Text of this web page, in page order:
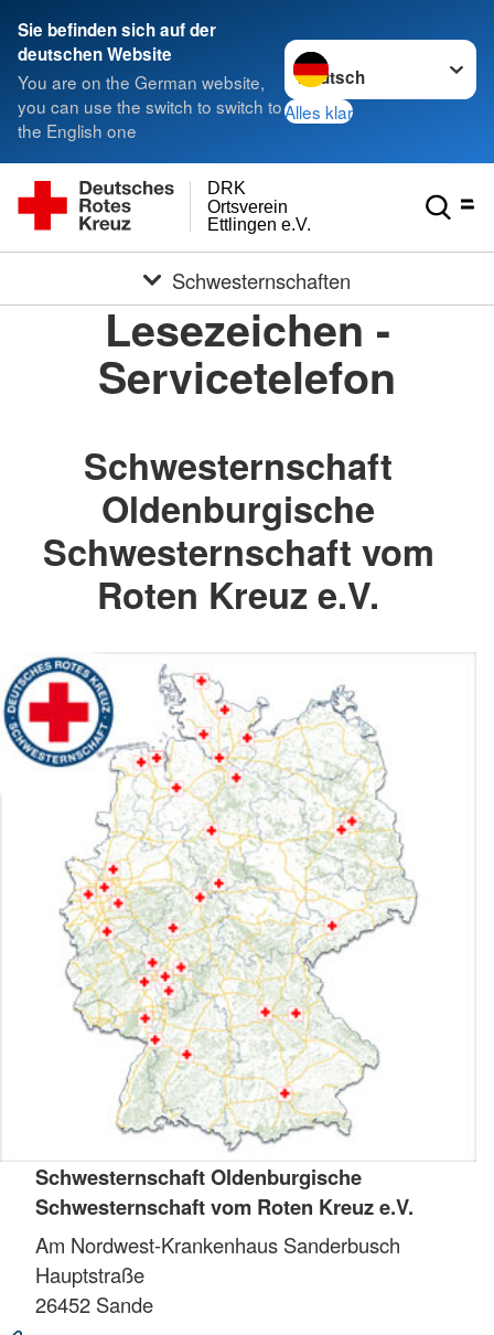
Sie befinden sich auf der
deutschen Website
You are on the German website,
you can use the switch to switch to
the English one
Sprache wechseln zu
Alles klar
Ettlingen e.V.
Ortsverein
DRK
Schwesternschaften
Lesezeichen -
Servicetelefon
Schwesternschaft
Oldenburgische
Schwesternschaft vom
Roten Kreuz e.V.
Schwesternschaft Oldenburgische
Schwesternschaft vom Roten Kreuz e.V.
Am Nordwest-Krankenhaus Sanderbusch
Hauptstraße
26452 Sande